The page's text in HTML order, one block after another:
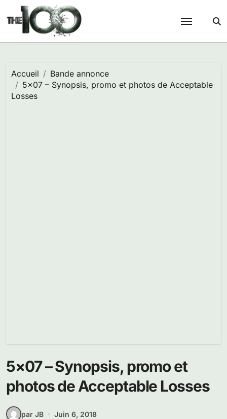
Passer
au
contenu
Accueil
Bande annonce
5×07 – Synopsis, promo et photos de Acceptable
Losses
5×07 – Synopsis, promo et
photos de Acceptable Losses
par JB
Juin 6, 2018